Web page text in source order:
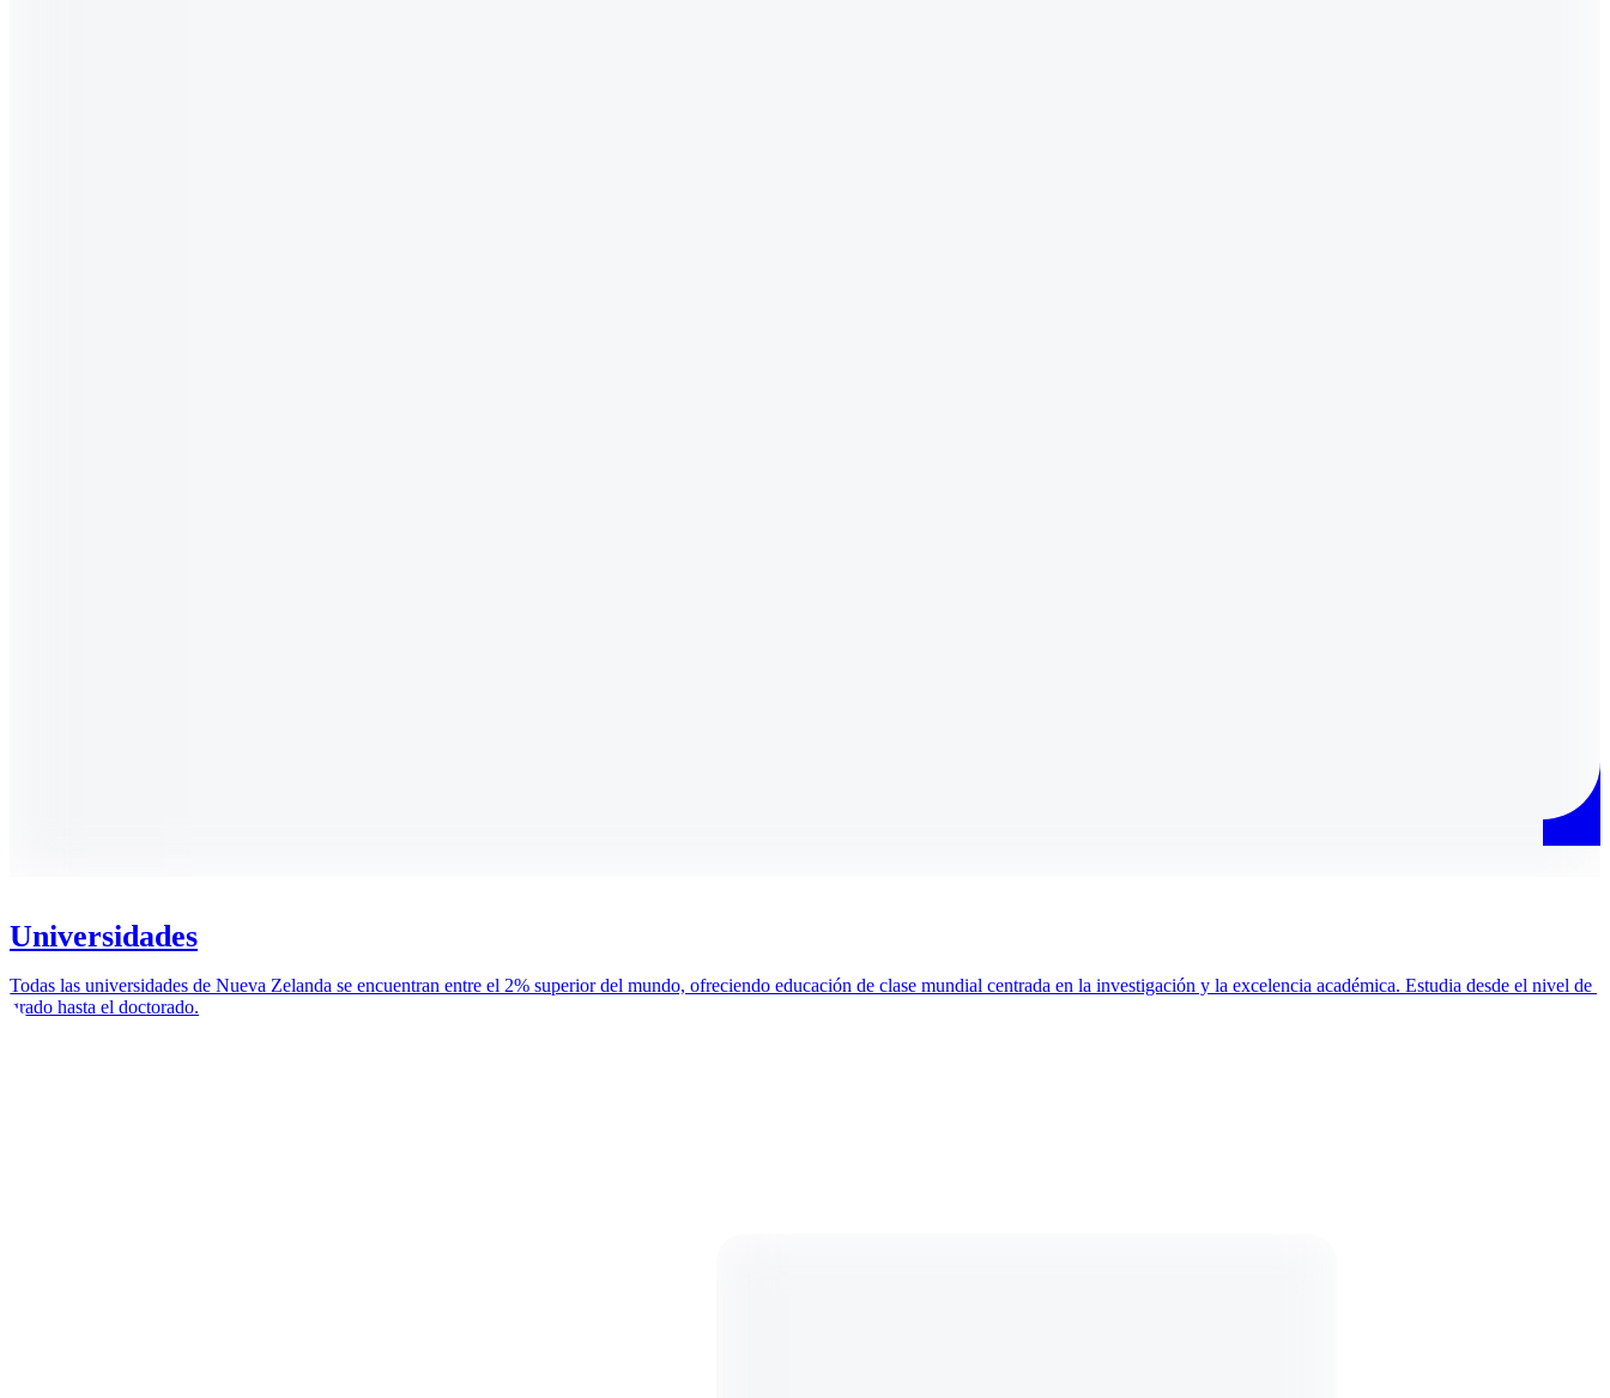
Universidades
Todas las universidades de Nueva Zelanda se encuentran entre el 2% superior del mundo, ofreciendo educación de clase mundial centrada en la investigación y la excelencia académica. Estudia desde el nivel de
grado hasta el doctorado.